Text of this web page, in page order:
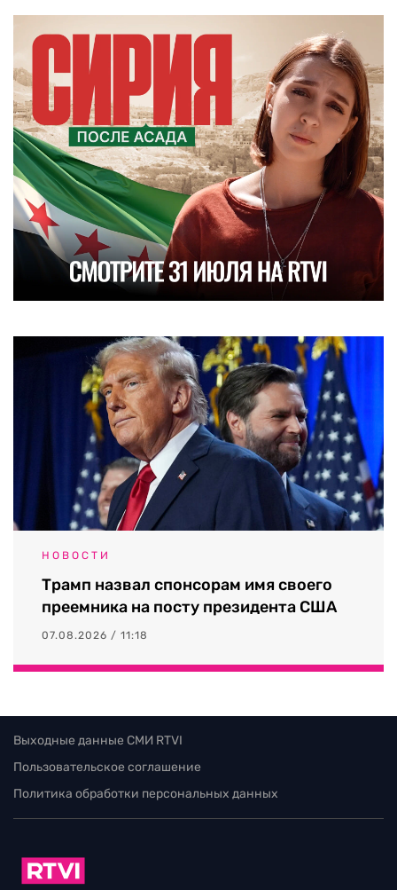
НОВОСТИ
Трамп назвал спонсорам имя своего
преемника на посту президента США
07.08.2026 / 11:18
Выходные данные СМИ RTVI
Пользовательское соглашение
Политика обработки персональных данных